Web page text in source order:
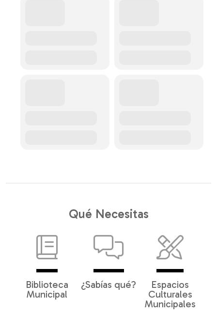
Qué Necesitas
Biblioteca
Municipal
¿Sabías qué?
Espacios
Culturales
Municipales